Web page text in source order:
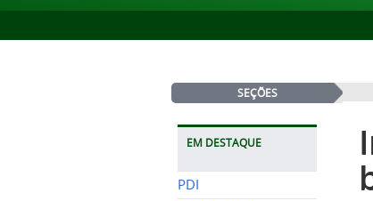
SEÇÕES
EM DESTAQUE
PDI